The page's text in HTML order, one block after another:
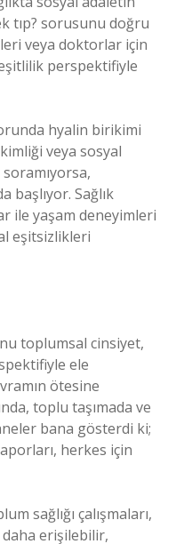
tıp? sorusunu doğru
veya doktorlar için
perspektifiyle
hyalin birikimi
veya sosyal
başlıyor. Sağlık
ile yaşam deneyimleri
eşitsizlikleri
toplumsal cinsiyet,
ele
ötesine
toplu taşımada ve
bana gösterdi ki;
herkes için
sağlığı çalışmaları,
erişilebilir,